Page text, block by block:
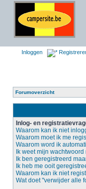
Inloggen
Forumoverzicht
Inlog- en
Waarom kan ik niet
Waarom moet ik me
Waarom word ik
Ik weet mijn
Ik ben geregistreerd
Ik heb me ooit
Waarom kan ik niet
Wat doet "verwijder alle